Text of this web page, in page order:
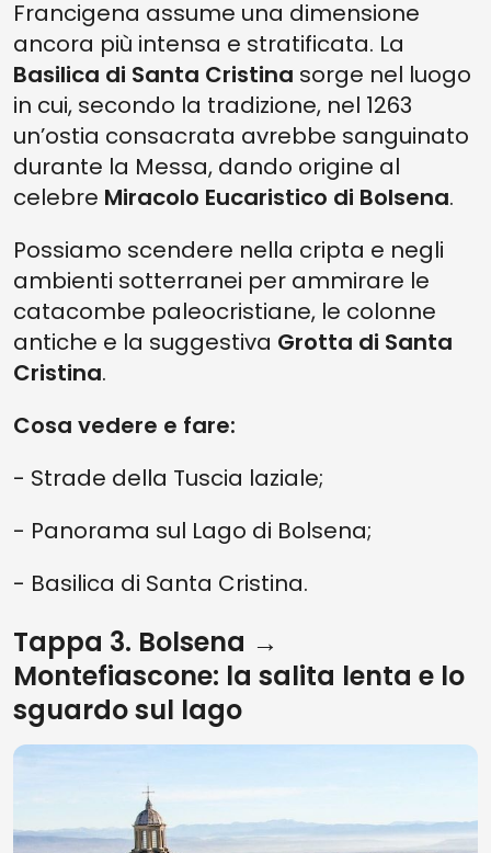
Francigena assume una dimensione
ancora più intensa e stratificata. La
Basilica di Santa Cristina sorge nel luogo
in cui, secondo la tradizione, nel 1263
un’ostia consacrata avrebbe sanguinato
durante la Messa, dando origine al
celebre Miracolo Eucaristico di Bolsena.
Possiamo scendere nella cripta e negli
ambienti sotterranei per ammirare le
catacombe paleocristiane, le colonne
antiche e la suggestiva Grotta di Santa
Cristina.
Cosa vedere e fare:
- Strade della Tuscia laziale;
- Panorama sul Lago di Bolsena;
- Basilica di Santa Cristina.
Tappa 3. Bolsena →
Montefiascone: la salita lenta e lo
sguardo sul lago